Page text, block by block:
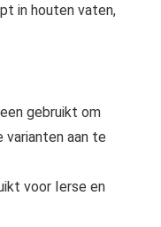
in houten vaten,
gebruikt om
varianten aan te
voor Ierse en